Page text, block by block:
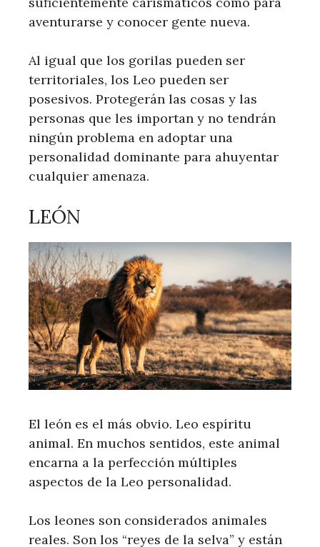
aventurarse y conocer gente nueva.
Al igual que los gorilas pueden ser
territoriales, los Leo pueden ser
posesivos. Protegerán las cosas y las
personas que les importan y no tendrán
ningún problema en adoptar una
personalidad dominante para ahuyentar
cualquier amenaza.
LEÓN
El león es el más obvio. Leo espíritu
animal. En muchos sentidos, este animal
encarna a la perfección múltiples
aspectos de la Leo personalidad.
Los leones son considerados animales
reales. Son los “reyes de la selva” y están